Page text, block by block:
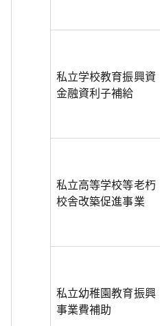
私立学校教育振興資
金融資利子補給
私立高等学校等老朽
校舎改築促進事業
私立幼稚園教育振興
事業費補助